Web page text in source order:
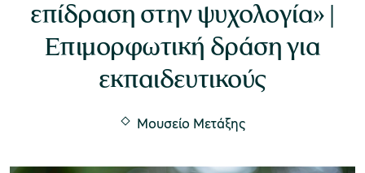
Προέδρου
Society,
(ESG)
Μουσείο Μετάξης
Υπαίθριο Μουσείο Υδροκίνησης
Συντήρησης
Προγράμματα
Προγράμματα
περιεχόμενο
επίδραση στην ψυχολογία» |
Επιμορφωτική δράση για
εκπαιδευτικούς
Μουσείο Μετάξης